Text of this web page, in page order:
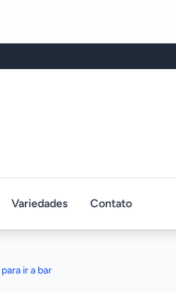
Variedades Contato
ir a bar